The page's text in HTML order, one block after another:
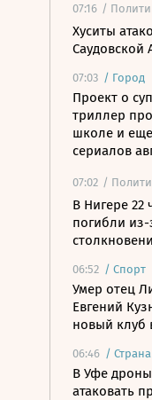
07:16 /
Хуситы
Саудовской
07:03 / Город
Проект о
триллер
школе и
сериалов
07:02 /
В Нигере 22
погибли из-
06:52 / Спорт
Умер отец
Евгений
новый клуб
06:46 / Страна
В Уфе
атаковать